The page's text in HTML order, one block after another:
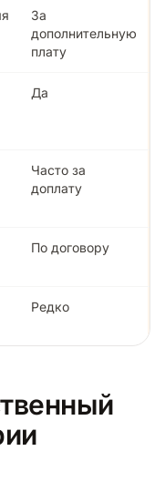
За
дополнительную
плату
Да
Часто за
доплату
По договору
Редко